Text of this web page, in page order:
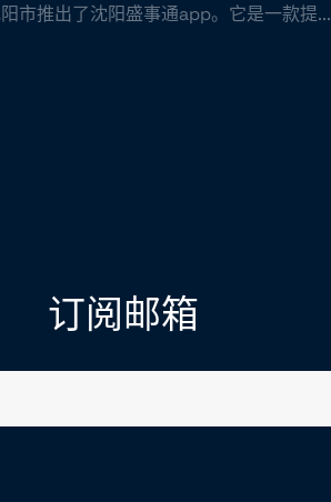
市推出了沈阳盛事通app。它是一款提...
订阅邮箱